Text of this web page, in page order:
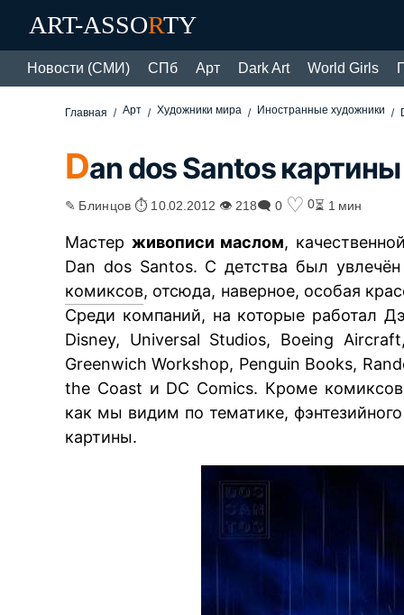
ART-ASSORTY
Новости (СМИ) СПб Арт Dark Art World Girls
Главная Арт Художники мира Иностранные художники
Dan dos Santos
✎ Блинцов ⏱ 10.02.2012 👁 218🗨 0 ♡ 0⏳ 1 мин
Мастер живописи маслом,
Dan dos Santos. С детства был
комиксов, отсюда, наверное, особая
Среди компаний, на которые работал
Disney, Universal Studios, Boeing
Greenwich Workshop, Penguin Books,
the Coast и DC Comics. Кроме
как мы видим по тематике,
картины.